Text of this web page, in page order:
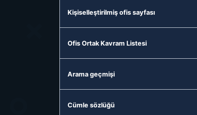
Kişiselleştirilmiş ofis sayfası
Ofis Ortak Kavram Listesi
Arama geçmişi
Cümle sözlüğü